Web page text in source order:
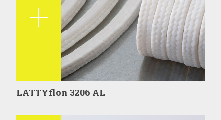
LATTYflon 3206 AL